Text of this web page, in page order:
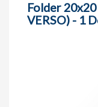
Folder
VERSO) - 1